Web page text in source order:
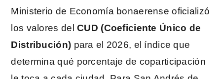
Ministerio de Economía bonaerense oficializó
los valores delCUD (Coeficiente Único de
Distribución) para el 2026, el índice que
determina qué porcentaje de coparticipación